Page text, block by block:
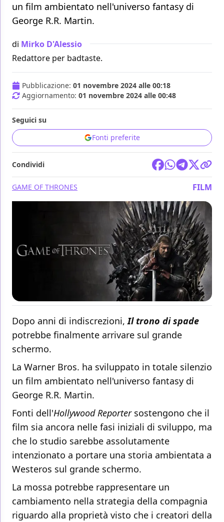
un film ambientato nell'universo fantasy di
George R.R. Martin.
di Mirko D'Alessio
Redattore per badtaste.
Pubblicazione: 01 novembre 2024 alle 00:18
Aggiornamento: 01 novembre 2024 alle 00:48
Seguici su
Fonti preferite
Condividi
GAME OF THRONES FILM
Dopo anni di indiscrezioni,Il trono di spade
potrebbe finalmente arrivare sul grande
schermo.
La Warner Bros. ha sviluppato in totale silenzio
un film ambientato nell'universo fantasy di
George R.R. Martin.
Fonti dell'Hollywood Reportersostengono che il
film sia ancora nelle fasi iniziali di sviluppo, ma
che lo studio sarebbe assolutamente
intenzionato a portare una storia ambientata a
Westeros sul grande schermo.
La mossa potrebbe rappresentare un
cambiamento nella strategia della compagnia
riguardo alla proprietà visto che i creatori della